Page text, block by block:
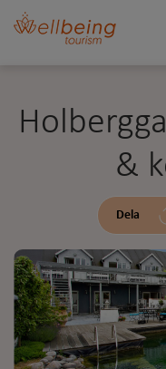
&
Dela